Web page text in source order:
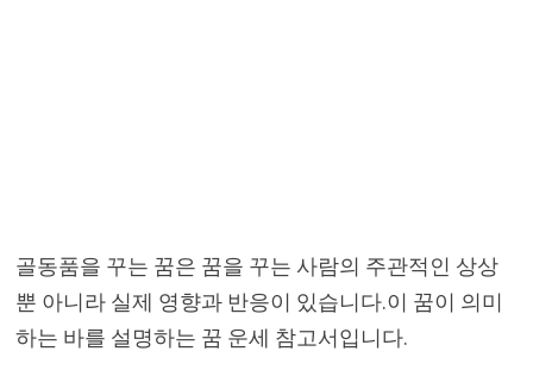
골동품을 꾸는 꿈은 꿈을 꾸는 사람의 주관적인 상상
뿐 아니라 실제 영향과 반응이 있습니다.이 꿈이 의미
하는 바를 설명하는 꿈 운세 참고서입니다.